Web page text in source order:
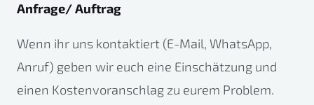
Anfrage/ Auftrag
Wenn ihr uns kontaktiert (E-Mail, WhatsApp,
Anruf) geben wir euch eine Einschätzung und
einen Kostenvoranschlag zu eurem Problem.